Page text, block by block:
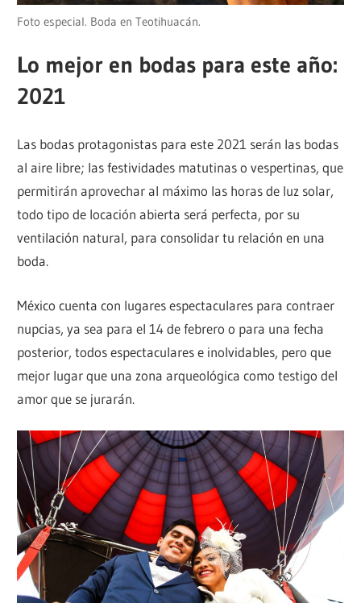
Foto especial. Boda en Teotihuacán.
Lo mejor en bodas para este año:
2021
Las bodas protagonistas para este 2021 serán las bodas
al aire libre; las festividades matutinas o vespertinas, que
permitirán aprovechar al máximo las horas de luz solar,
todo tipo de locación abierta será perfecta, por su
ventilación natural, para consolidar tu relación en una
boda.
México cuenta con lugares espectaculares para contraer
nupcias, ya sea para el 14 de febrero o para una fecha
posterior, todos espectaculares e inolvidables, pero que
mejor lugar que una zona arqueológica como testigo del
amor que se jurarán.